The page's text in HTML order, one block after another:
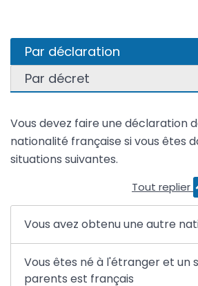
Par déclaration
Par décret
Vous devez faire une déclaration
nationalité française si vous êtes
situations suivantes.
Tout replier
Vous avez obtenu une autre
Vous êtes né à l'étranger et un
parents est français